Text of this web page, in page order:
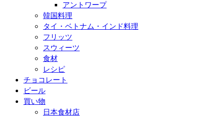
アントワープ
韓国料理
タイ・ベトナム・インド料理
フリッツ
スウィーツ
食材
レシピ
チョコレート
ビール
買い物
日本食材店